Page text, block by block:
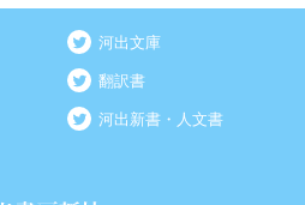
河出文庫
翻訳書
河出新書・人文書